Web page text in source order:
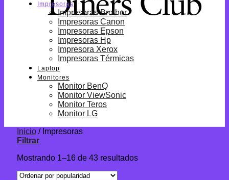
Impresoras
Impresoras Brother
Impresoras Canon
Impresoras Epson
Impresoras Hp
Impresora Xerox
Impresoras Térmicas
Laptop
Monitores
Monitor BenQ
Monitor ViewSonic
Monitor Teros
Monitor LG
Inicio /Impresoras
Filtrar
Mostrando 1–16 de 43 resultados